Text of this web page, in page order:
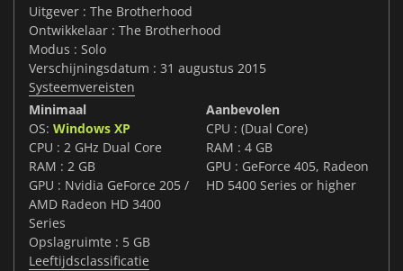
Uitgever : The Brotherhood
Ontwikkelaar : The Brotherhood
Modus : Solo
Verschijningsdatum : 31 augustus 2015
Systeemvereisten
Minimaal
OS: Windows XP
CPU : 2 GHz Dual Core
RAM : 2 GB
GPU : Nvidia GeForce 205 /
AMD Radeon HD 3400
Series
Opslagruimte : 5 GB
Aanbevolen
CPU : (Dual Core)
RAM : 4 GB
GPU : GeForce 405, Radeon
HD 5400 Series or higher
Leeftijdsclassificatie